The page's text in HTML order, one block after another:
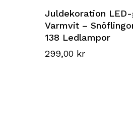
Juldekoration
Varmvit –
138 Ledlampor
299,00 kr